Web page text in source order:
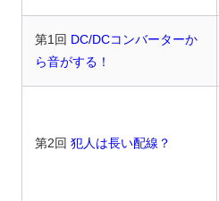
半導体事業のメルマガ登録
第1回 DC/DCコンバーターか
ら音がする！
第2回犯人は長い配線？